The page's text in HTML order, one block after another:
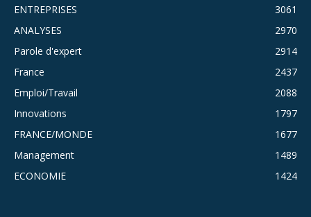
ENTREPRISES
3061
ANALYSES
2970
Parole d'expert
2914
France
2437
Emploi/Travail
2088
Innovations
1797
FRANCE/MONDE
1677
Management
1489
ECONOMIE
1424